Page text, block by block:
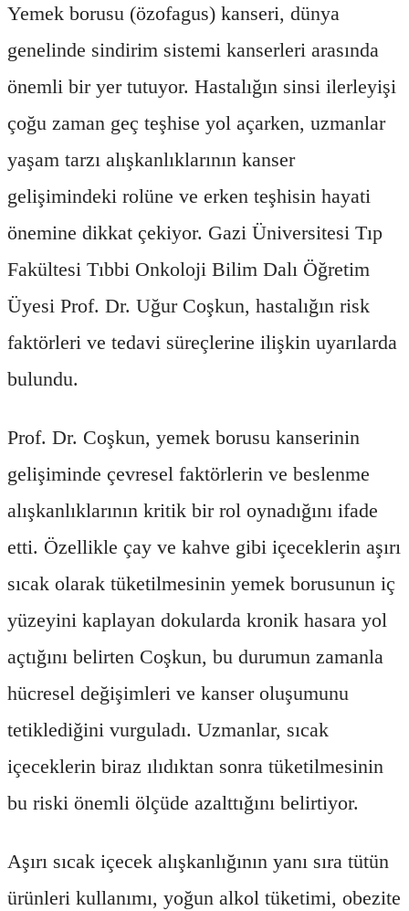
Yemek borusu (özofagus) kanseri, dünya
genelinde sindirim sistemi kanserleri arasında
önemli bir yer tutuyor. Hastalığın sinsi ilerleyişi
çoğu zaman geç teşhise yol açarken, uzmanlar
yaşam tarzı alışkanlıklarının kanser
gelişimindeki rolüne ve erken teşhisin hayati
önemine dikkat çekiyor. Gazi Üniversitesi Tıp
Fakültesi Tıbbi Onkoloji Bilim Dalı Öğretim
Üyesi Prof. Dr. Uğur Coşkun, hastalığın risk
faktörleri ve tedavi süreçlerine ilişkin uyarılarda
bulundu.
Prof. Dr. Coşkun, yemek borusu kanserinin
gelişiminde çevresel faktörlerin ve beslenme
alışkanlıklarının kritik bir rol oynadığını ifade
etti. Özellikle çay ve kahve gibi içeceklerin aşırı
sıcak olarak tüketilmesinin yemek borusunun iç
yüzeyini kaplayan dokularda kronik hasara yol
açtığını belirten Coşkun, bu durumun zamanla
hücresel değişimleri ve kanser oluşumunu
tetiklediğini vurguladı. Uzmanlar, sıcak
içeceklerin biraz ılıdıktan sonra tüketilmesinin
bu riski önemli ölçüde azalttığını belirtiyor.
Aşırı sıcak içecek alışkanlığının yanı sıra tütün
ürünleri kullanımı, yoğun alkol tüketimi, obezite